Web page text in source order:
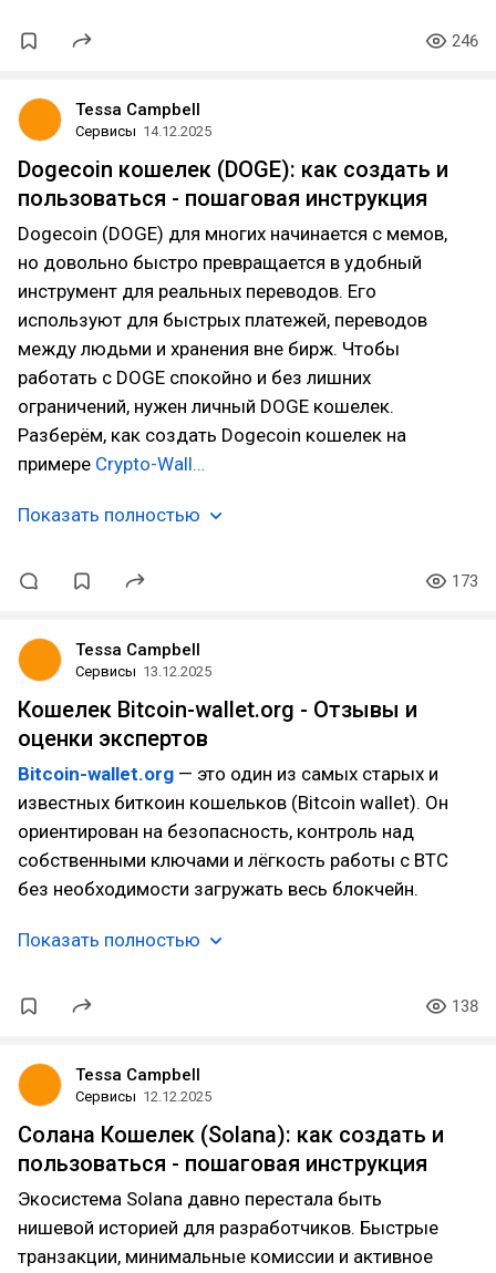
246
Tessa Campbell
Сервисы 14.12.2025
Dogecoin кошелек (DOGE): как создать и
пользоваться - пошаговая инструкция
Dogecoin (DOGE) для многих начинается с мемов,
но довольно быстро превращается в удобный
инструмент для реальных переводов. Его
используют для быстрых платежей, переводов
между людьми и хранения вне бирж. Чтобы
работать с DOGE спокойно и без лишних
ограничений, нужен личный DOGE кошелек.
Разберём, как создать Dogecoin кошелек на
примере Crypto-Wall…
Показать полностью
173
Tessa Campbell
Сервисы 13.12.2025
Кошелек Bitcoin-wallet.org - Отзывы и
оценки экспертов
Bitcoin-wallet.org — это один из самых старых и
известных биткоин кошельков (Bitcoin wallet). Он
ориентирован на безопасность, контроль над
собственными ключами и лёгкость работы с BTC
без необходимости загружать весь блокчейн.
Показать полностью
138
Tessa Campbell
Сервисы 12.12.2025
Солана Кошелек (Solana): как создать и
пользоваться - пошаговая инструкция
Экосистема Solana давно перестала быть
нишевой историей для разработчиков. Быстрые
транзакции, минимальные комиссии и активное